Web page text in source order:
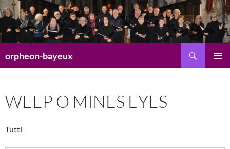
Aller
au
contenu
orpheon-bayeux
WEEP O MINES EYES
Tutti